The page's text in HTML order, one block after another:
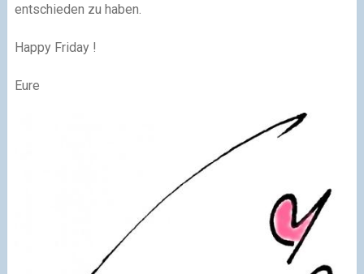
entschieden zu haben.
Happy Friday !
Eure